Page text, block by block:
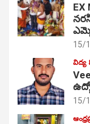
EX
15/
విద్య
15/